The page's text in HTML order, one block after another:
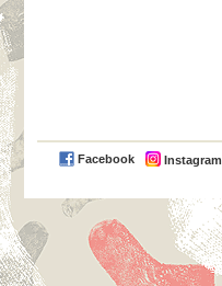
Facebook Instagram